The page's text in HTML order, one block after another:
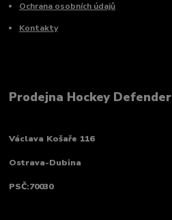
Ochrana osobních údajů
Kontakty
Prodejna Hockey Defender
Václava Košaře 116
Ostrava-Dubina
PSČ:70030